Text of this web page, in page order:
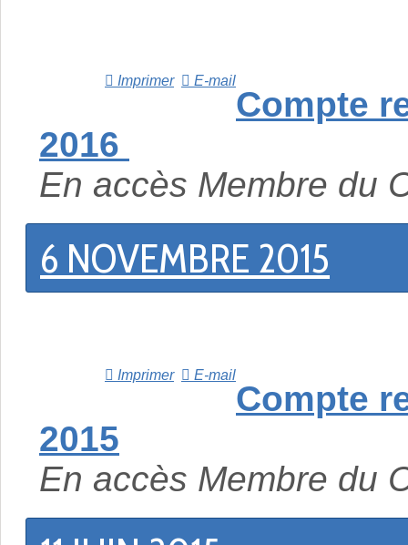
Imprimer E-mail
Compte
2016
En accès Membre du
6 NOVEMBRE 2015
Imprimer E-mail
Compte
2015
En accès Membre du